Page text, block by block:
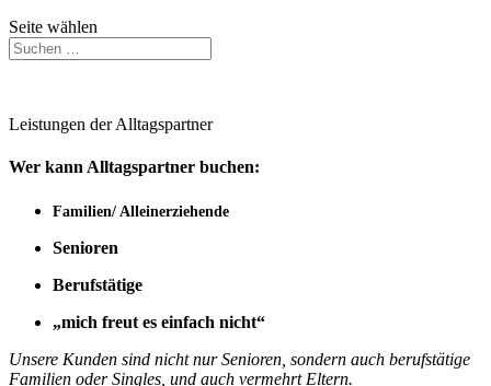
Seite wählen
Leistungen der Alltagspartner
Wer kann Alltagspartner buchen:
Familien/ Alleinerziehende
Senioren
Berufstätige
„mich freut es einfach nicht“
Unsere Kunden sind nicht nur Senioren, sondern auch berufstätige
Familien oder Singles, und auch vermehrt Eltern.